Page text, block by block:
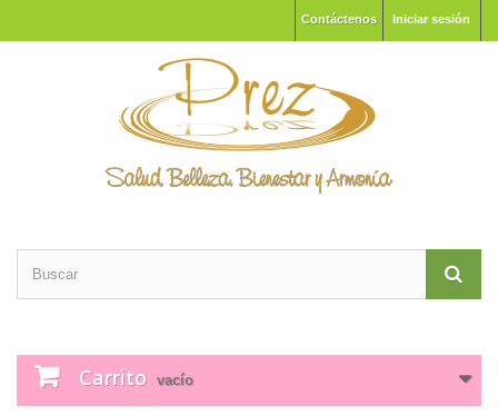
Iniciar sesión
Contáctenos
Carrito vacío